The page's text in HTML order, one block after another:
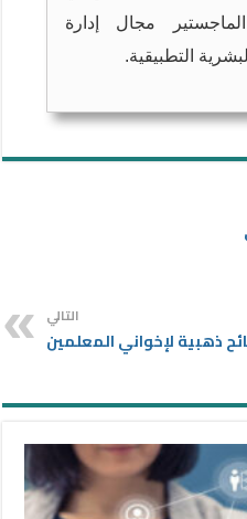
مجال إدارة
التطبيقية.
التالي
ذهبية لإخواني المعلمين